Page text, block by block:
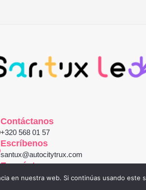
Contáctanos
+320 568 01 57
Escríbenos
santux@autocitytrux.com
Encuéntranos
Carrera 16a #29-19
en nuestra web. Si continúas usando este